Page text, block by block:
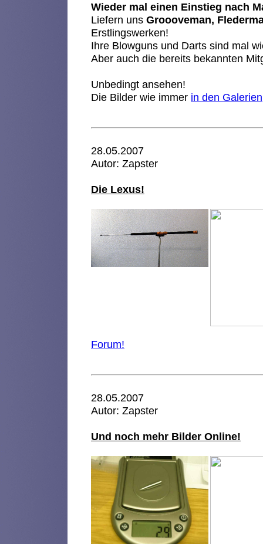
Wieder mal einen Einstieg nach
Liefern uns Groooveman,
Erstlingswerken!
Ihre Blowguns und Darts sind mal
Aber auch die bereits bekannten
Unbedingt ansehen!
Die Bilder wie immer in den Galerien
28.05.2007
Autor: Zapster
Die Lexus!
Forum!
28.05.2007
Autor: Zapster
Und noch mehr Bilder Online!